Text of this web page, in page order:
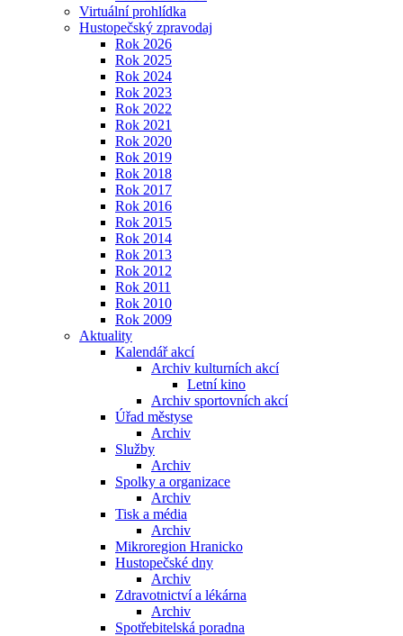
Virtuální prohlídka
Hustopečský zpravodaj
Rok 2026
Rok 2025
Rok 2024
Rok 2023
Rok 2022
Rok 2021
Rok 2020
Rok 2019
Rok 2018
Rok 2017
Rok 2016
Rok 2015
Rok 2014
Rok 2013
Rok 2012
Rok 2011
Rok 2010
Rok 2009
Aktuality
Kalendář akcí
Archiv kulturních akcí
Letní kino
Archiv sportovních akcí
Úřad městyse
Archiv
Služby
Archiv
Spolky a organizace
Archiv
Tisk a média
Archiv
Mikroregion Hranicko
Hustopečské dny
Archiv
Zdravotnictví a lékárna
Archiv
Spotřebitelská poradna